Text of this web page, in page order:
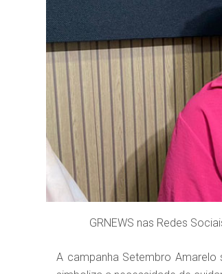
GRNEWS nas Redes
A campanha Setembro